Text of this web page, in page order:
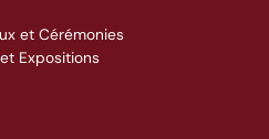
et Cérémonies
Expositions